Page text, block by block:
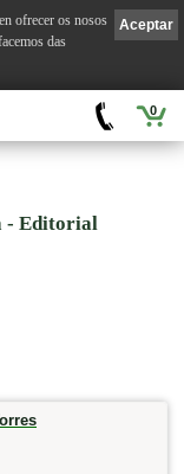
0
- Editorial
Aceptar
ofrecer os nosos
das